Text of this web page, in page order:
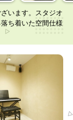
います。スタジオ
ち着いた空間仕様